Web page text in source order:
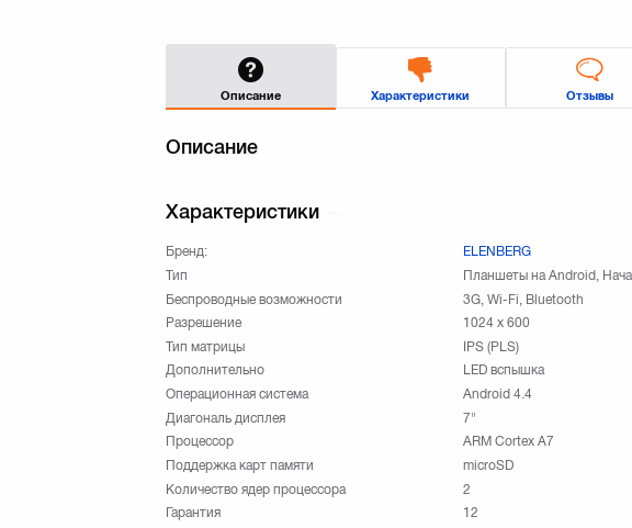
Описание Характеристики Отзывы
Описание
Характеристики
Бренд:
ELENBERG
Тип
Планшеты на Android,
Беспроводные возможности
3G, Wi-Fi, Bluetooth
Разрешение
1024 х 600
Тип матрицы
IPS (PLS)
Дополнительно
LED вспышка
Операционная система
Android 4.4
Диагональ дисплея
7"
Процессор
ARM Cortex A7
Поддержка карт памяти
microSD
Количество ядер процессора
2
Гарантия
12